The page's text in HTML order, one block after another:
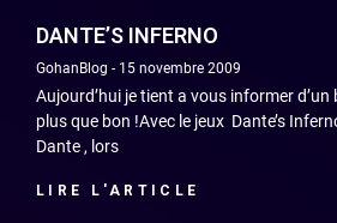
DANTE’S INFERNO
GohanBlog 15 novembre 2009
Aujourd’hui je tient a vous informer d’un
plus que bon !Avec le jeux Dante’s
Dante , lors
LIRE L'ARTICLE